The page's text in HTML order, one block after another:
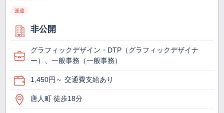
派遣
非公開
グラフィックデザイン・DTP（グラフィックデザイナ
ー）、一般事務（一般事務）
1,450円～ 交通費支給あり
唐人町 徒歩18分